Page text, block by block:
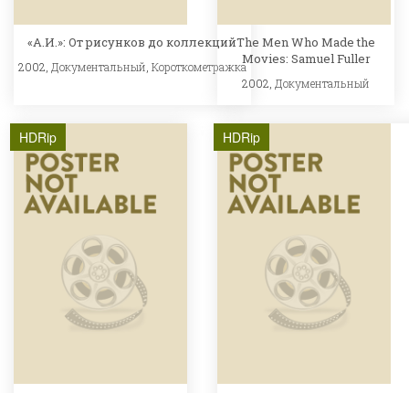
«А.И.»: От рисунков до коллекций
2002, Документальный Короткометражка
The Men Who Made the
Movies: Samuel Fuller
2002, Документальный
HDRip HDRip